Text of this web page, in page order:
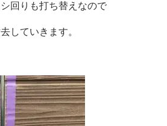
回りも打ち替えなので
していきます。